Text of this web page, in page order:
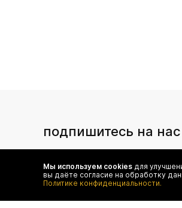
подпишитесь на нас
и специальным предложениям
Мы используем cookies для
вы даёте согласие на обработку
Политике конфиденциальности.